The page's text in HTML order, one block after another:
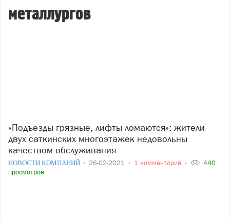
металлургов
«Подъезды грязные, лифты ломаются»: жители
двух саткинских многоэтажек недовольны
качеством обслуживания
НОВОСТИ КОМПАНИЙ 26-02-2021 1 комментарий
440
просмотров